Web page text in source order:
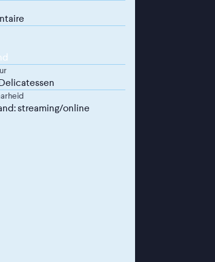
streaming/online